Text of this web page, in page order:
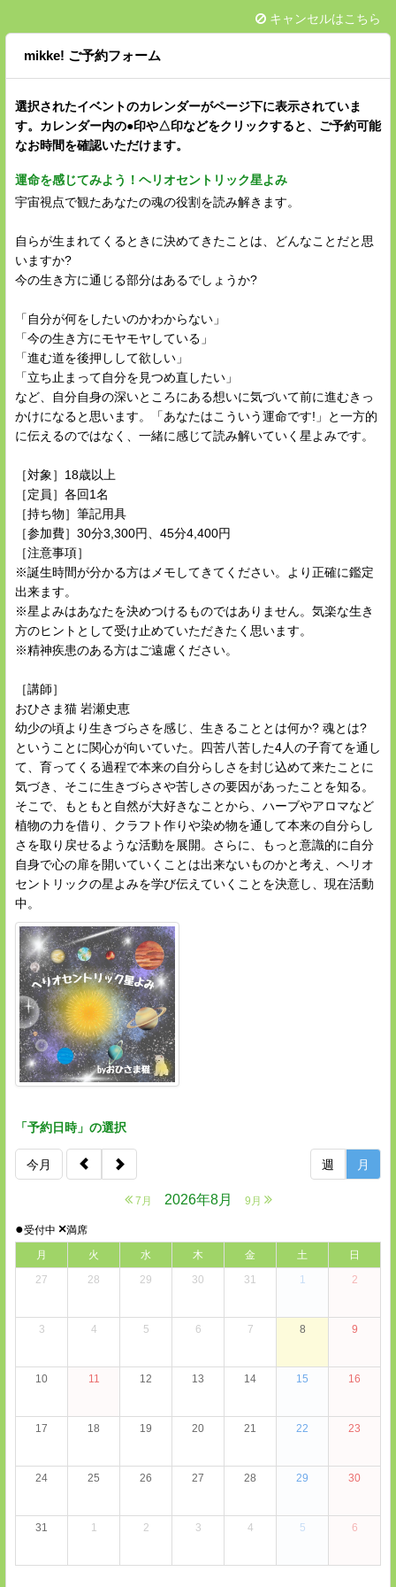
キャンセルはこちら
mikke! ご予約フォーム
選択されたイベントのカレンダーがページ下に表示されていま
す。カレンダー内の●印や△印などをクリックすると、ご予約可能
なお時間を確認いただけます。
運命を感じてみよう！ヘリオセントリック星よみ
宇宙視点で観たあなたの魂の役割を読み解きます。
自らが生まれてくるときに決めてきたことは、どんなことだと思
いますか?
今の生き方に通じる部分はあるでしょうか?
「自分が何をしたいのかわからない」
「今の生き方にモヤモヤしている」
「進む道を後押しして欲しい」
「立ち止まって自分を見つめ直したい」
など、自分自身の深いところにある想いに気づいて前に進むきっ
かけになると思います。「あなたはこういう運命です!」と一方的
に伝えるのではなく、一緒に感じて読み解いていく星よみです。
［対象］18歳以上
［定員］各回1名
［持ち物］筆記用具
［参加費］30分3,300円、45分4,400円
［注意事項］
※誕生時間が分かる方はメモしてきてください。より正確に鑑定
出来ます。
※星よみはあなたを決めつけるものではありません。気楽な生き
方のヒントとして受け止めていただきたく思います。
※精神疾患のある方はご遠慮ください。
［講師］
おひさま猫 岩瀬史恵
幼少の頃より生きづらさを感じ、生きることとは何か? 魂とは?
ということに関心が向いていた。四苦八苦した4人の子育てを通し
て、育ってくる過程で本来の自分らしさを封じ込めて来たことに
気づき、そこに生きづらさや苦しさの要因があったことを知る。
そこで、もともと自然が大好きなことから、ハーブやアロマなど
植物の力を借り、クラフト作りや染め物を通して本来の自分らし
さを取り戻せるような活動を展開。さらに、もっと意識的に自分
自身で心の扉を開いていくことは出来ないものかと考え、ヘリオ
セントリックの星よみを学び伝えていくことを決意し、現在活動
中。
「予約日時」の選択
今月
7月 2026年8月 9月
週 月
●受付中 ×満席
月
火 水 木 金 土
日
27
28 29 30 31 1 2
3 4 5 6 7 8 9
10 11 12 13 14 15 16
17 18 19 20 21 22 23
24 25 26 27 28 29 30
31 1 2 3 4 5 6